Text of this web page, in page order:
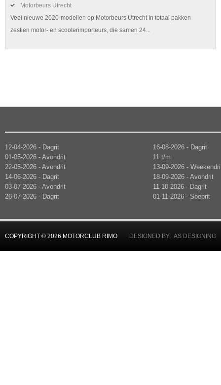
Motorbeurs Utrecht
Veel nieuwe 2020-modellen op Motorbeurs Utrecht In totaal pakken
zestien motor- en scooterimporteurs, die samen 24...
12-04-2026 - Dagrit
01-05-2026 - Avondrit
22-05-2026 - Avondrit
14-06-2026 - Dagrit
03-07-2026 - Avondrit
26-07-2026 - Dagrit
16-08-2026 - Dagrit
11 t/m
13-09-2026 -
18-09-2026 - Avondrit
11-10-2026 - Dagrit
01-11-2026 - Soeprit
COPYRIGHT © 2026 MOTORCLUB RIMO DESIGNED BY: AS DESIGNING